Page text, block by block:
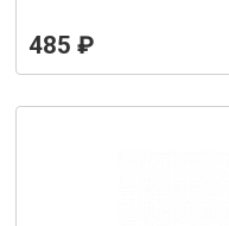
485 ₽